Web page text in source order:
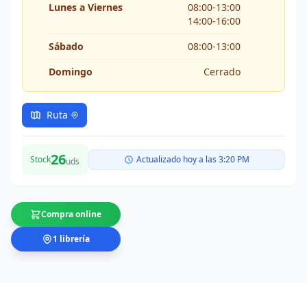
Compra online
1 librería
Lunes a Viernes
08:00-13:00
14:00-16:00
Sábado
08:00-13:00
Domingo
Cerrado
Ruta
Stock26uds Actualizado hoy a las 3:20 PM